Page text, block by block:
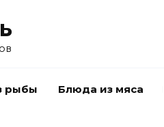
рыбы Блюда из мяса